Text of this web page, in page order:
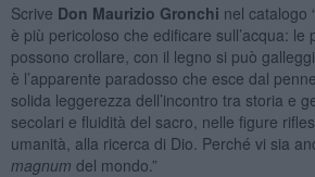
Scrive Don Maurizio Gronchi nel catalogo
è più pericoloso che edificare sull’acqua: le
possono crollare, con il legno si può
è l’apparente paradosso che esce dal
solida leggerezza dell’incontro tra storia e
secolari e fluidità del sacro, nelle figure
umanità, alla ricerca di Dio. Perché vi sia
magnum del mondo.”